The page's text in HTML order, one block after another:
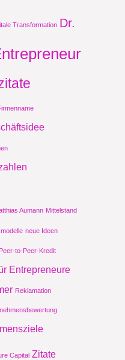
Transformation Dr.
Aumann Mittelstand
neue Ideen
Peer-to-Peer-Kredit
Entrepreneure
Reklamation
Capital Zitate